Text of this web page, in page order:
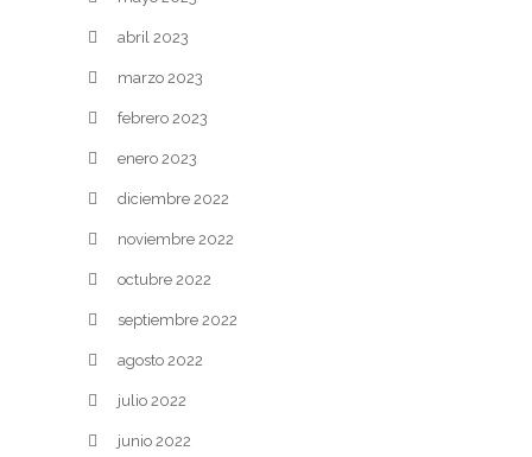
abril 2023
marzo 2023
febrero 2023
enero 2023
diciembre 2022
noviembre 2022
octubre 2022
septiembre 2022
agosto 2022
julio 2022
junio 2022